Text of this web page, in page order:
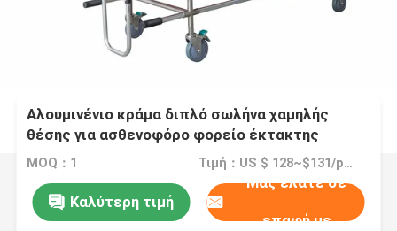
Αλουμινένιο κράμα διπλό σωλήνα χαμηλής
θέσης για ασθενοφόρο φορείο έκτακτης
ανάγκης διάσωσης τροχόσπιτο πίσω ρύθμιση
MOQ：1 Τιμή：US $ 128~$131/piece
Καλύτερη τιμή
Μας ελάτε σε
επαφή με